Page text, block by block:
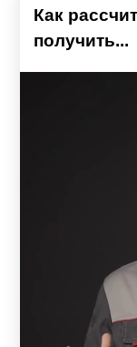
Как
получить...